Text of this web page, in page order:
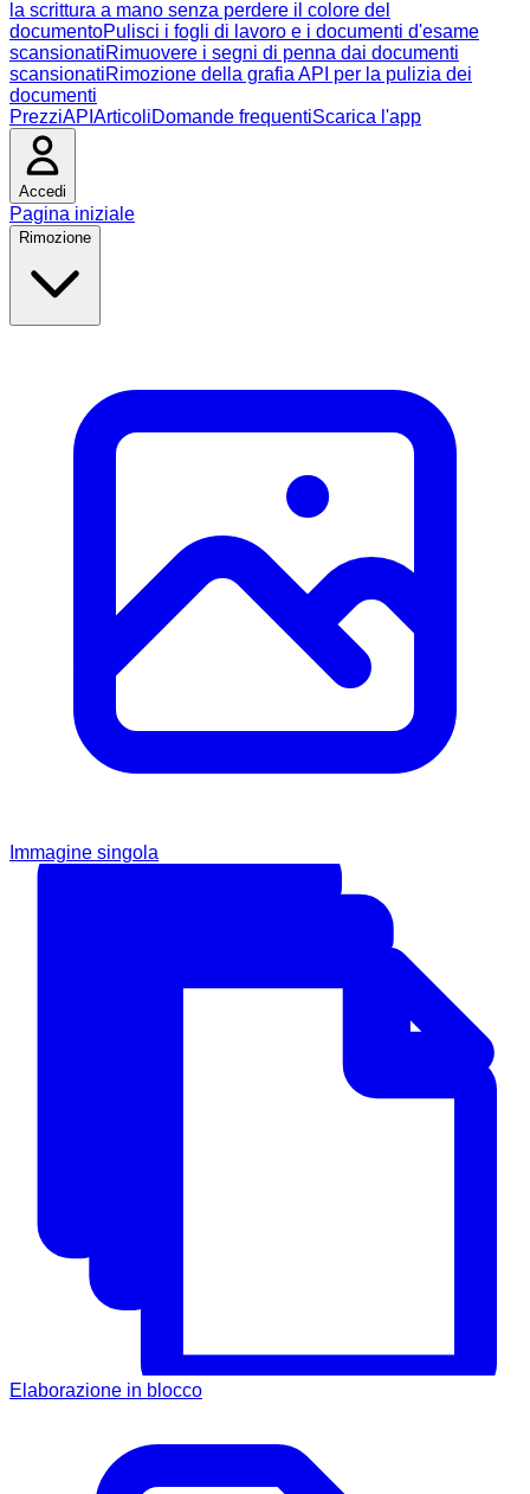
la scrittura a mano senza perdere il colore del
documentoPulisci i fogli di lavoro e i documenti d'esame
scansionatiRimuovere i segni di penna dai documenti
scansionatiRimozione della grafia API per la pulizia dei
documenti
PrezziAPI ArticoliDomande frequentiScarica l'app
Accedi
Pagina iniziale
Rimozione
Immagine singola
Elaborazione in blocco